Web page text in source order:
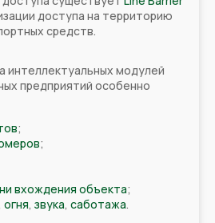
доступа на территорию
средств.
интеллектуальных модулей
предприятий особенно
;
;
вхождения объекта;
, звука, саботажа.